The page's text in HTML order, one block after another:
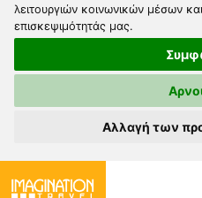
λειτουργιών κοινωνικών μέσων
επισκεψιμότητάς μας.
Αλλαγή των